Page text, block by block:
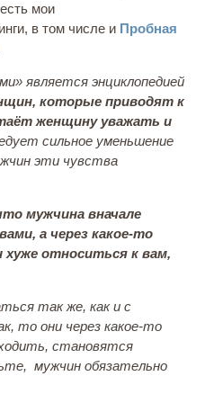
мои
в том числе и Пробная
является энциклопедией
которые приводят к
женщину уважать и
сильное уменьшение
эти чувства
мужчина вначале
а через какое-то
хуже относиться к вам,
так же, как и с
то они через какое-то
становятся
мужчин обязательно